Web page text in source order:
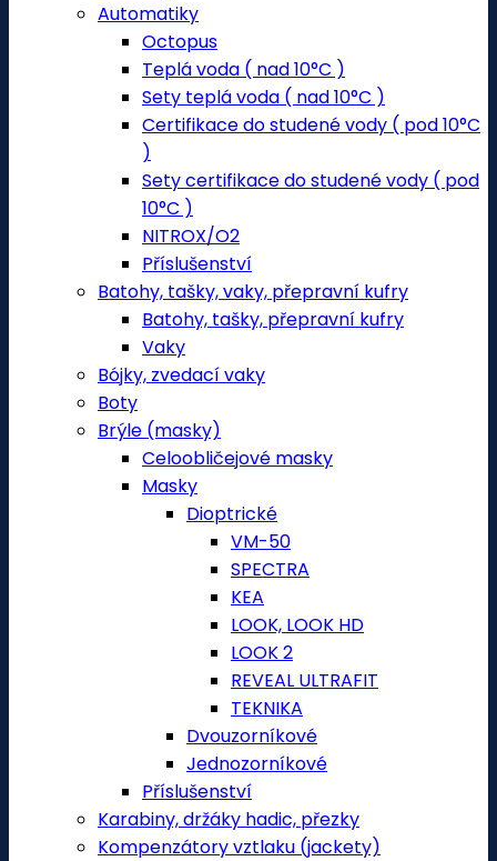
Automatiky
Octopus
Teplá voda ( nad 10°C )
Sety teplá voda ( nad 10°C )
Certifikace do studené vody ( pod 10°C
)
Sety certifikace do studené vody ( pod
10°C )
NITROX/O2
Příslušenství
Batohy, tašky, vaky, přepravní kufry
Batohy, tašky, přepravní kufry
Vaky
Bójky, zvedací vaky
Boty
Brýle (masky)
Celoobličejové masky
Masky
Dioptrické
VM-50
SPECTRA
KEA
LOOK, LOOK HD
LOOK 2
REVEAL ULTRAFIT
TEKNIKA
Dvouzorníkové
Jednozorníkové
Příslušenství
Karabiny, držáky hadic, přezky
Kompenzátory vztlaku (jackety)